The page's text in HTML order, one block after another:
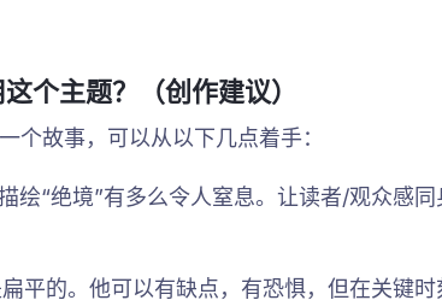
个主题？（创作建议）
个故事，可以从以下几点着手：
绘“绝境”有多么令人窒息。让读者/观众感
平的。他可以有缺点，有恐惧，但在关键